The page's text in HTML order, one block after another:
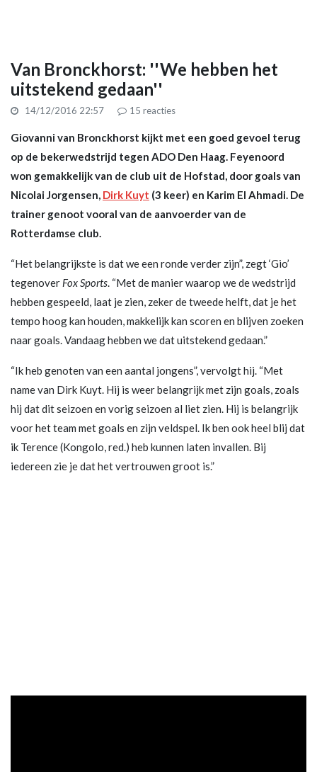
Van Bronckhorst: ''We hebben het
uitstekend gedaan''
14/12/2016 22:57 15 reacties
Giovanni van Bronckhorst kijkt met een goed gevoel terug
op de bekerwedstrijd tegen ADO Den Haag. Feyenoord
won gemakkelijk van de club uit de Hofstad, door goals van
Nicolai Jorgensen, Dirk Kuyt (3 keer) en Karim El Ahmadi. De
trainer genoot vooral van de aanvoerder van de
Rotterdamse club.
“Het belangrijkste is dat we een ronde verder zijn”, zegt ‘Gio’
tegenover Fox Sports. “Met de manier waarop we de wedstrijd
hebben gespeeld, laat je zien, zeker de tweede helft, dat je het
tempo hoog kan houden, makkelijk kan scoren en blijven zoeken
naar goals. Vandaag hebben we dat uitstekend gedaan.”
“Ik heb genoten van een aantal jongens”, vervolgt hij. “Met
name van Dirk Kuyt. Hij is weer belangrijk met zijn goals, zoals
hij dat dit seizoen en vorig seizoen al liet zien. Hij is belangrijk
voor het team met goals en zijn veldspel. Ik ben ook heel blij dat
ik Terence (Kongolo, red.) heb kunnen laten invallen. Bij
iedereen zie je dat het vertrouwen groot is.”